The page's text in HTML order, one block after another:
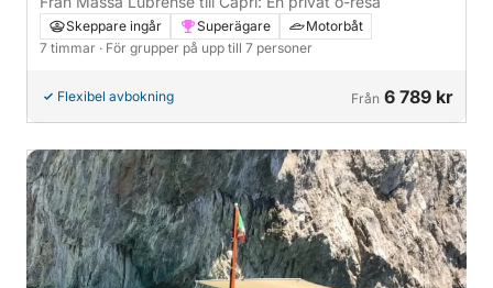
Skeppare ingår Superägare
Motorbåt
7 timmar · För grupper på upp till 7 personer
Flexibel avbokning Från 6 789 kr